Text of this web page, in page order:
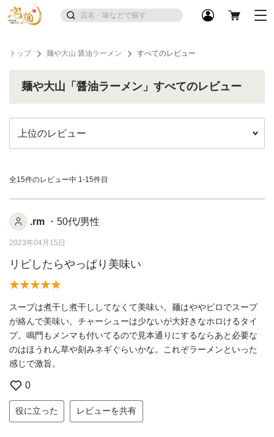
トップ 麺や大山 醤油ラーメン すべてのレビュー
麺や大山「醤油ラーメン」すべてのレビュー
全15件のレビュー中 1-15件目
.rm ・50代/男性
2023年04月15日
リピしたらやっぱり美味い
スープは煮干し煮干ししてなくて美味い。麺はややピロでスープ
が絡んで美味い。チャーシューは少ないが大好きなホロけるタイ
プ。鳴門もメンマも付いてるので見本通りにするならあと必要な
のはほうれん草や刻みネギぐらいかな。これぞラーメンといった
感じで激旨。
0
役に立った レビューを共有